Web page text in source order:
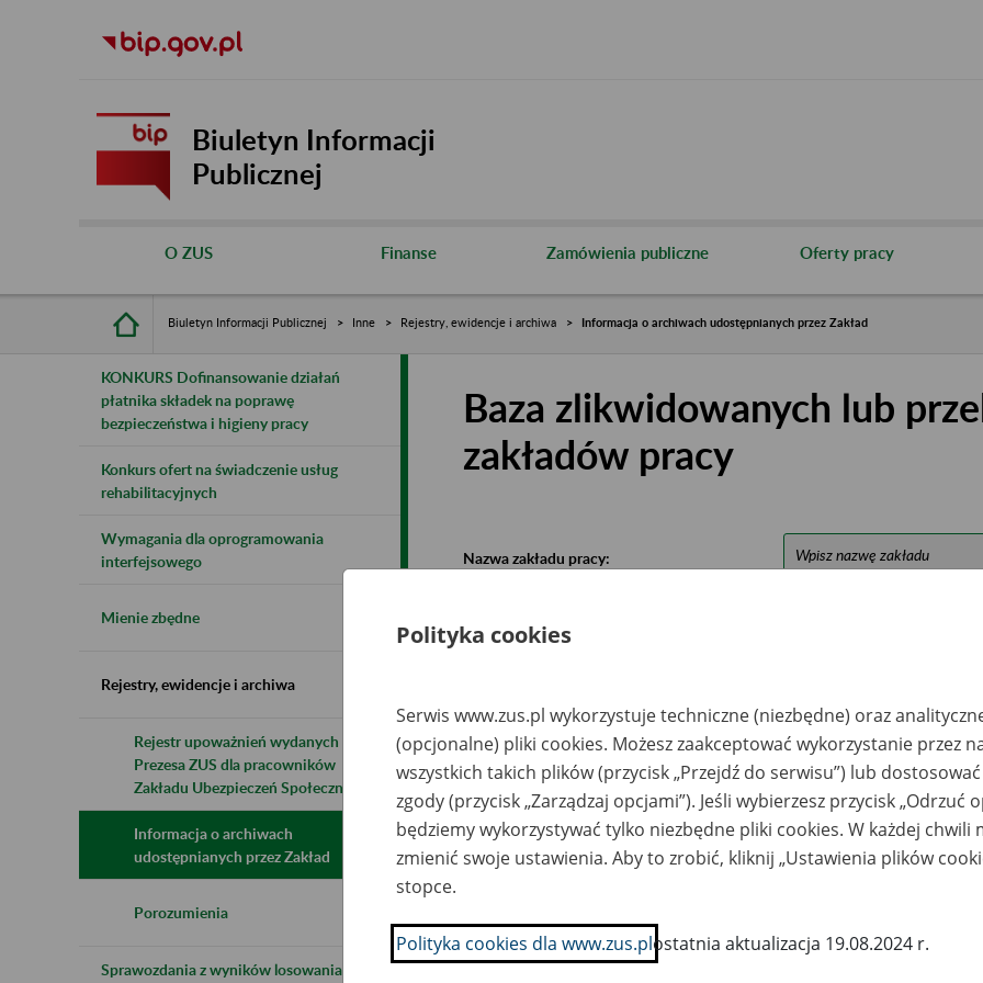
Biuletyn Informacji
Publicznej
O ZUS Finanse Zamówienia publiczne Oferty pracy
Biuletyn Informacji Publicznej Inne Rejestry, ewidencje i archiwa Informacja o archiwach udostępnianych przez Zakład
KONKURS Dofinansowanie działań
płatnika składek na poprawę
bezpieczeństwa i higieny pracy
Konkurs ofert na świadczenie usług
rehabilitacyjnych
Wymagania dla oprogramowania
interfejsowego
Mienie zbędne
Rejestry, ewidencje i archiwa
Rejestr upoważnień wydanych przez
Prezesa ZUS dla pracowników
Zakładu Ubezpieczeń Społecznych
Informacja o archiwach
udostępnianych przez Zakład
Porozumienia
Sprawozdania z wyników losowania do
Baza zlikwidowanych lub
zakładów pracy
Nazwa zakładu pracy:
Nazwa
zlikwidowanego
zakładu pracy
Miejsce
przechowywania
dokumentów
Nr zespołu akt w
archiwum
państwowym
Daty
ul. Koletek 12/10
Nadarzyn, al.
Katowicka 66 tel. 801
013 014
Polityka cookies
Serwis www.zus.pl wykorzystuje techniczne (niezbędne) oraz
(opcjonalne) pliki cookies. Możesz zaakceptować wykorzystanie przez
wszystkich takich plików (przycisk „Przejdź do serwisu”) lub
zgody (przycisk „Zarządzaj opcjami”). Jeśli wybierzesz przycisk „Odrzuć
będziemy wykorzystywać tylko niezbędne pliki cookies. W każdej chwili
zmienić swoje ustawienia. Aby to zrobić, kliknij „Ustawienia plików
stopce.
Polityka cookies dla www.zus.plostatnia aktualizacja 19.08.2024 r.